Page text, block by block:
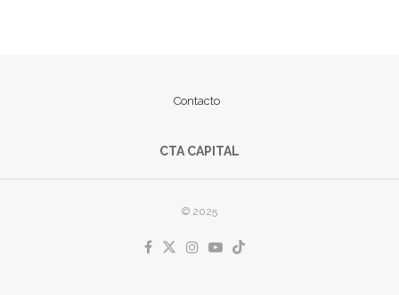
Contacto
CTA CAPITAL
© 2025